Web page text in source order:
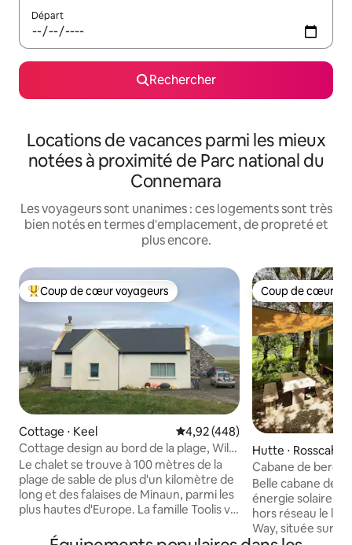
Départ
Rechercher
Locations de vacances parmi les mieux
notées à proximité de Parc national du
Connemara
Les voyageurs sont unanimes : ces logements sont très
bien notés en termes d'emplacement, de propreté et
plus encore.
Coups de cœur voyageurs les plus appréciés
Coup de cœur voyageurs
Cottage ⋅ Keel Évaluation moyenne sur la
4,92 (448)
Cottage design au bord de la plage, Wild
Atlantic Way
Le chalet se trouve à 100 mètres de la
plage de sable de plus d'un kilomètre de
long et des falaises de Minaun, parmi les
plus hautes d'Europe. La famille Toolis vit
pierre désert de Dookinella se trouve
Coup de cœur
Coup de cœur
Hutte ⋅ Rosscahill
Cabane de
avec jacuzzi
Belle cabane de
énergie solaire
hors réseau le
Way, située sur